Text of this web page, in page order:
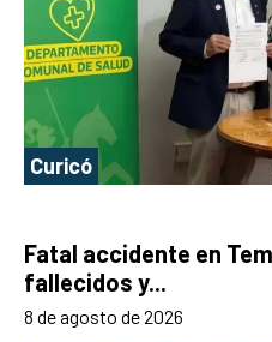
Curicó
Fatal accidente en
fallecidos y...
8 de agosto de 2026